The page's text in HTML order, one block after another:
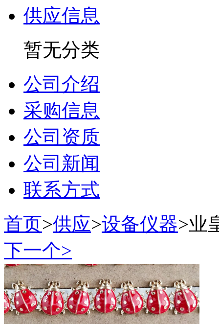
供应信息
暂无分类
公司介绍
采购信息
公司资质
公司新闻
联系方式
首页>供应>设备仪器>业
下一个>